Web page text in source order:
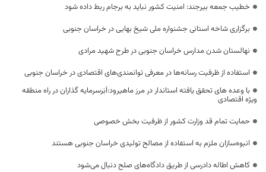
خطیب جمعه بیرجند: امنیت کشور نباید به برجام ربط داده شود
برگزاری شاخه استانی جشنواره ملی شیخ بهایی در خراسان جنوبی
نهالستان شدن مدارس خراسان جنوبی در طرح شهید مرادی
استفاده از ظرفیت رسانه‌ها در معرفی توانمندی‌های اقتصادی در خراسان جنوبی
با وعده های تحقق یافته استاندار در مرز ماهیرود:اَبَرسرمایه گذاران در راه منطقه
ویژه اقتصادی
حمایت تمام قد وزارت کشور از ظرفیت بخش خصوصی
انبوه‌سازان ملزم به استفاده از مصالح تولیدی خراسان جنوبی هستند
کاهش اطاله دادرسی از طریق دادگاه‌های صلح دنبال می‌شود